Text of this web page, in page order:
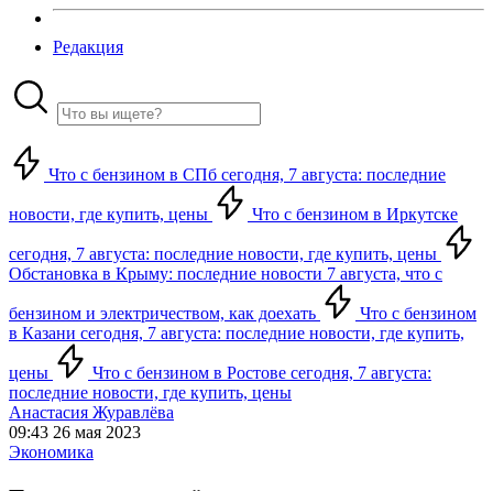
Редакция
Что с бензином в СПб сегодня, 7 августа: последние
новости, где купить, цены Что с бензином в Иркутске
сегодня, 7 августа: последние новости, где купить, цены
Обстановка в Крыму: последние новости 7 августа, что с
бензином и электричеством, как доехать
Что с бензином
в Казани сегодня, 7 августа: последние новости, где купить,
цены
Что с бензином в Ростове сегодня, 7 августа:
последние новости, где купить, цены
Анастасия Журавлёва
09:43 26 мая 2023
Экономика